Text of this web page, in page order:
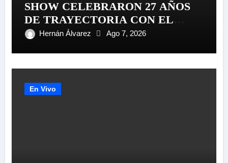
SHOW CELEBRARON 27 AÑOS
DE TRAYECTORIA CON EL
LANZAMIENTO MUNDIAL DE
Hernán Álvarez Ago 7, 2026
En Vivo